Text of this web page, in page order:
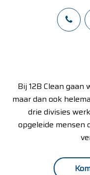
Bij 12B Clean gaan
maar dan ook
drie divisies
opgeleide mensen